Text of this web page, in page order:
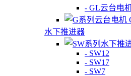
- GL云台电
水下推进器
- SW12
- SW17
- SW7